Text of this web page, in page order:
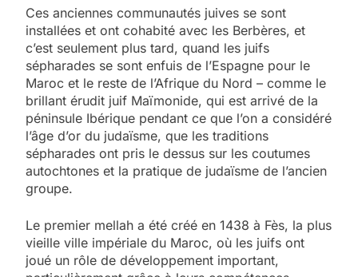
Ces anciennes communautés juives se sont
installées et ont cohabité avec les Berbères, et
c’est seulement plus tard, quand les juifs
sépharades se sont enfuis de l’Espagne pour le
Maroc et le reste de l’Afrique du Nord – comme le
brillant érudit juif Maïmonide, qui est arrivé de la
péninsule Ibérique pendant ce que l’on a considéré
l’âge d’or du judaïsme, que les traditions
sépharades ont pris le dessus sur les coutumes
autochtones et la pratique de judaïsme de l’ancien
groupe.
Le premier mellah a été créé en 1438 à Fès, la plus
vieille ville impériale du Maroc, où les juifs ont
joué un rôle de développement important,